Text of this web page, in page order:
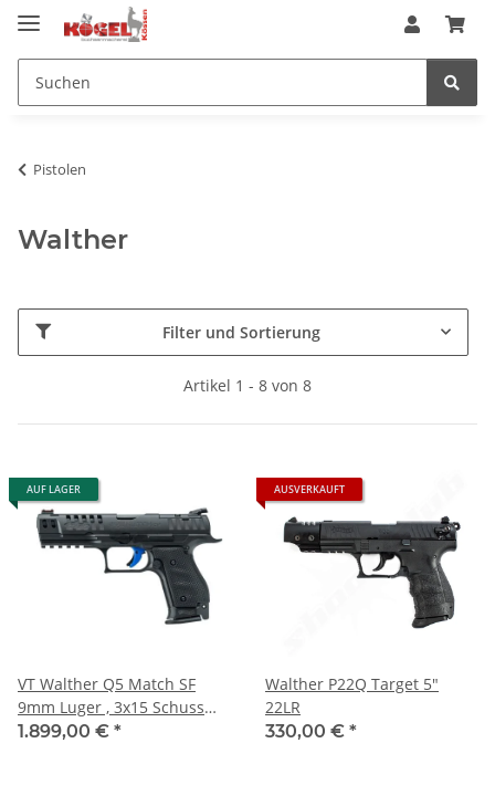
Pistolen
Walther
Filter und Sortierung
Artikel 1 - 8 von 8
AUF LAGER
VT Walther Q5 Match SF
9mm Luger , 3x15 Schuss
Magazine
1.899,00 € *
AUSVERKAUFT
Walther P22Q Target 5"
22LR
330,00 € *